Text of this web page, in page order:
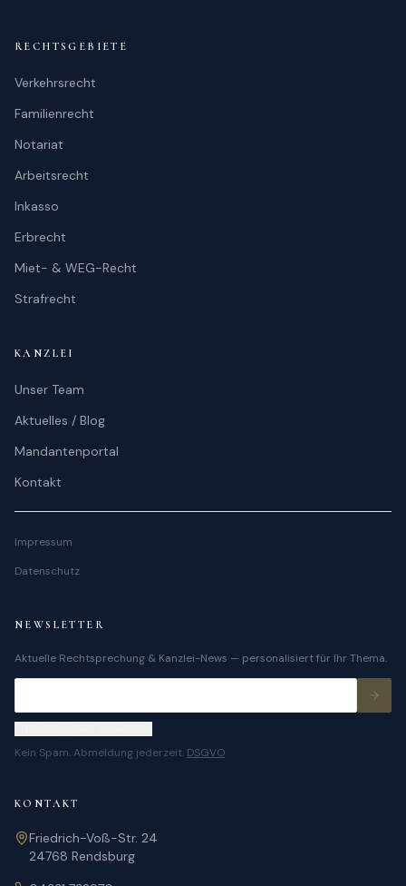
RECHTSGEBIETE
Verkehrsrecht
Familienrecht
Notariat
Arbeitsrecht
Inkasso
Erbrecht
Miet- & WEG-Recht
Strafrecht
KANZLEI
Unser Team
Aktuelles / Blog
Mandantenportal
Kontakt
Impressum
Datenschutz
NEWSLETTER
Aktuelle Rechtsprechung & Kanzlei-News — personalisiert für Ihr Thema.
Kein Spam. Abmeldung jederzeit. DSGVO
KONTAKT
Friedrich-Voß-Str. 24
24768 Rendsburg
Intelligenz der Kanzlei Radtke, Heigener &
Anwaltskosten